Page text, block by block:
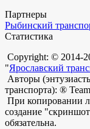
Партнеры
Рыбинский
Статистика
Copyright: © 2014-
"Ярославский
Авторы
транспорта): ®
При копировании
создание
обязательна.